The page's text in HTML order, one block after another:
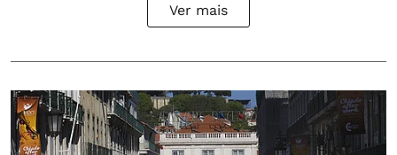
Ver mais